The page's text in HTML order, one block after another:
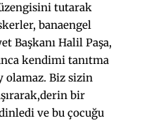
tutarak
banaengel
Başkanı Halil Paşa,
kendimi tanıtma
olamaz. Biz sizin
bir
ve bu çocuğu